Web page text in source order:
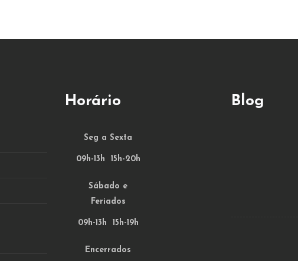
Horário
Seg a Sexta
09h-13h 15h-20h
Sábado e
Feriados
09h-13h 15h-19h
Encerrados
Blog